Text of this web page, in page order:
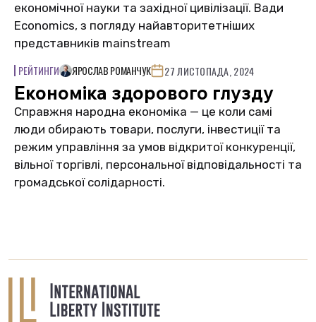
економічної науки та західної цивілізації. Вади
Economics, з погляду найавторитетніших
представників mainstream
РЕЙТИНГИ ЯРОСЛАВ РОМАНЧУК 27 ЛИСТОПАДА, 2024
Економіка здорового глузду
Справжня народна економіка — це коли самі
люди обирають товари, послуги, інвестиції та
режим управління за умов відкритої конкуренції,
вільної торгівлі, персональної відповідальності та
громадської солідарності.